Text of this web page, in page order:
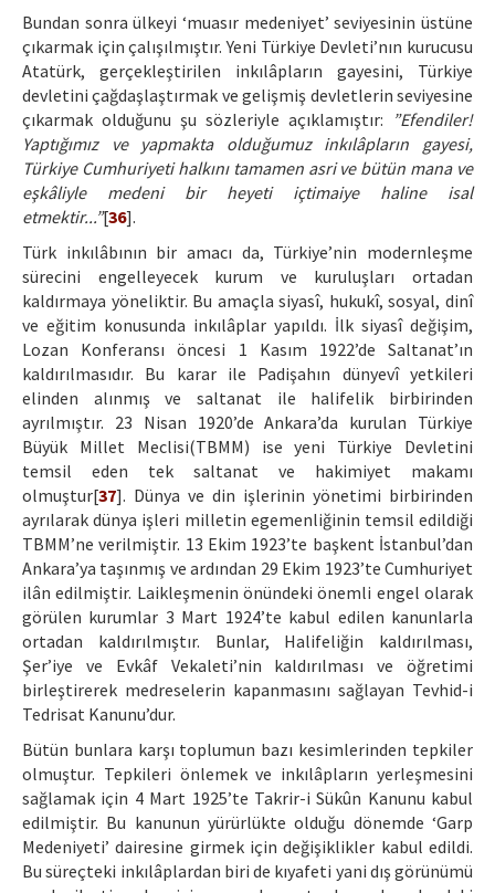
Bundan sonra ülkeyi ‘muasır medeniyet’ seviyesinin üstüne
çıkarmak için çalışılmıştır. Yeni Türkiye Devleti’nın kurucusu
Atatürk, gerçekleştirilen inkılâpların gayesini, Türkiye
devletini çağdaşlaştırmak ve gelişmiş devletlerin seviyesine
çıkarmak olduğunu şu sözleriyle açıklamıştır: ”Efendiler!
Yaptığımız ve yapmakta olduğumuz inkılâpların gayesi,
Türkiye Cumhuriyeti halkını tamamen asri ve bütün mana ve
eşkâliyle medeni bir heyeti içtimaiye haline isal
etmektir...”[36].
Türk inkılâbının bir amacı da, Türkiye’nin modernleşme
sürecini engelleyecek kurum ve kuruluşları ortadan
kaldırmaya yöneliktir. Bu amaçla siyasî, hukukî, sosyal, dinî
ve eğitim konusunda inkılâplar yapıldı. İlk siyasî değişim,
Lozan Konferansı öncesi 1 Kasım 1922’de Saltanat’ın
kaldırılmasıdır. Bu karar ile Padişahın dünyevî yetkileri
elinden alınmış ve saltanat ile halifelik birbirinden
ayrılmıştır. 23 Nisan 1920’de Ankara’da kurulan Türkiye
Büyük Millet Meclisi(TBMM) ise yeni Türkiye Devletini
temsil eden tek saltanat ve hakimiyet makamı
olmuştur[37]. Dünya ve din işlerinin yönetimi birbirinden
ayrılarak dünya işleri milletin egemenliğinin temsil edildiği
TBMM’ne verilmiştir. 13 Ekim 1923’te başkent İstanbul’dan
Ankara’ya taşınmış ve ardından 29 Ekim 1923’te Cumhuriyet
ilân edilmiştir. Laikleşmenin önündeki önemli engel olarak
görülen kurumlar 3 Mart 1924’te kabul edilen kanunlarla
ortadan kaldırılmıştır. Bunlar, Halifeliğin kaldırılması,
Şer’iye ve Evkâf Vekaleti’nin kaldırılması ve öğretimi
birleştirerek medreselerin kapanmasını sağlayan Tevhid-i
Tedrisat Kanunu’dur.
Bütün bunlara karşı toplumun bazı kesimlerinden tepkiler
olmuştur. Tepkileri önlemek ve inkılâpların yerleşmesini
sağlamak için 4 Mart 1925’te Takrir-i Sükûn Kanunu kabul
edilmiştir. Bu kanunun yürürlükte olduğu dönemde ‘Garp
Medeniyeti’ dairesine girmek için değişiklikler kabul edildi.
Bu süreçteki inkılâplardan biri de kıyafeti yani dış görünümü